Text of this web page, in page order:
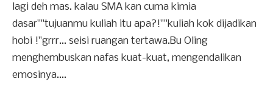
lagi deh mas. kalau SMA kan cuma kimia
dasar""tujuanmu kuliah itu apa?!""kuliah kok dijadikan
hobi !"grrr... seisi ruangan tertawa.Bu Oling
menghembuskan nafas kuat-kuat, mengendalikan
emosinya....